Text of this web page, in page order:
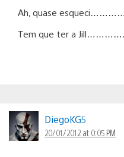
Ah, quase
Tem que ter a
DiegoKG5
20/01/2012 at 0:05 PM